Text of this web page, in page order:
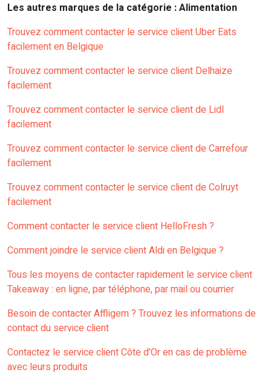
Les autres marques de la catégorie : Alimentation
Trouvez comment contacter le service client Uber Eats
facilement en Belgique
Trouvez comment contacter le service client Delhaize
facilement
Trouvez comment contacter le service client de Lidl
facilement
Trouvez comment contacter le service client de Carrefour
facilement
Trouvez comment contacter le service client de Colruyt
facilement
Comment contacter le service client HelloFresh ?
Comment joindre le service client Aldi en Belgique ?
Tous les moyens de contacter rapidement le service client
Takeaway : en ligne, par téléphone, par mail ou courrier
Besoin de contacter Affligem ? Trouvez les informations de
contact du service client
Contactez le service client Côte d'Or en cas de problème
avec leurs produits